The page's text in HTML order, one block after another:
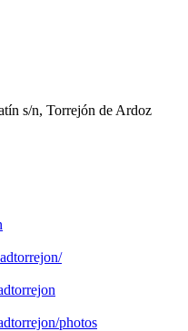
s/n, Torrejón de Ardoz
photos